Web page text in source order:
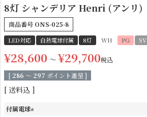
シーリングライト
8灯 シャンデリア Henri (アンリ)
商品番号 ONS-025-8
LED対応 白熱電球付属 8灯 WH PG SV
¥28,600 〜 ¥29,700税込
[ 286 〜 297 ポイント進呈 ]
送料込
付属電球